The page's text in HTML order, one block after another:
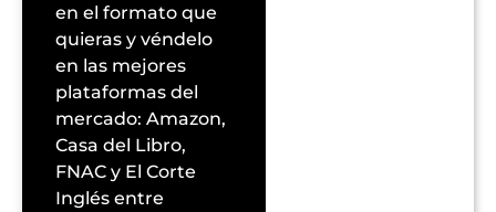
en el formato que
quieras y véndelo
en las mejores
plataformas del
mercado: Amazon,
Casa del Libro,
FNAC y El Corte
Inglés entre